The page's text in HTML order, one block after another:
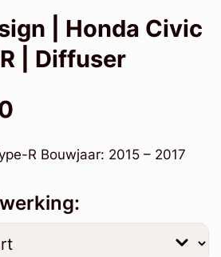
| Honda Civic
| Diffuser
R Bouwjaar: 2015 – 2017